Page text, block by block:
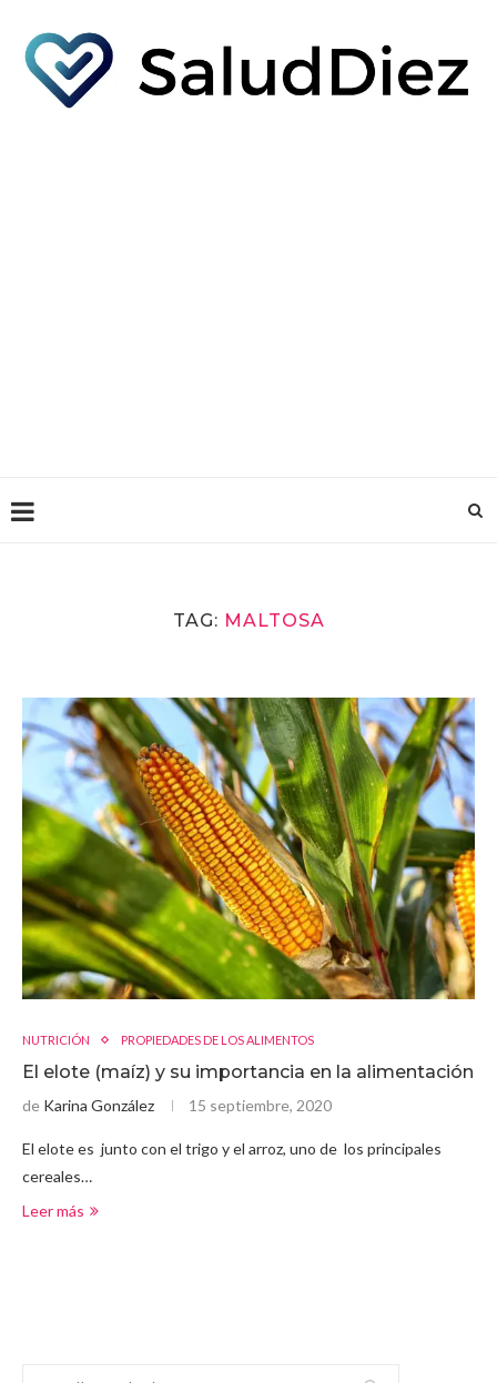
TAG: MALTOSA
NUTRICIÓN PROPIEDADES DE LOS ALIMENTOS
El elote (maíz) y su importancia en la alimentación
de Karina González 15 septiembre, 2020
El elote es junto con el trigo y el arroz, uno de los principales
cereales…
Leer más